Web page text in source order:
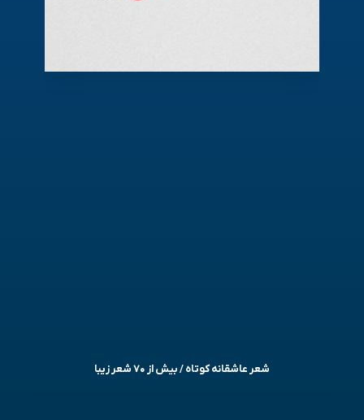
شعر عاشقانه کوتاه / بیش از ۷۰ شعر زیبا